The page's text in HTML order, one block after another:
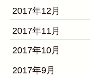
2017年12月
2017年11月
2017年10月
2017年9月